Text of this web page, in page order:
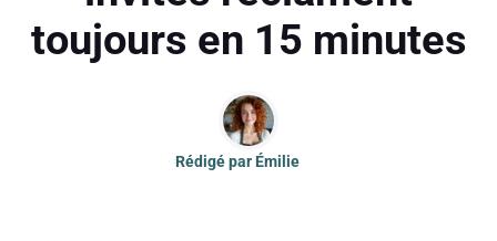
toujours en 15 minutes
Rédigé par Émilie